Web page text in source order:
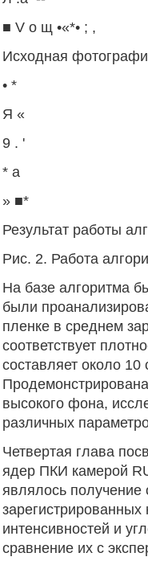
■ V о щ •«*• ; ,
Исходная
• *
Я «
9 . '
* а
» ■*
Результат работы
Рис. 2. Работа
На базе алгоритма
были
пленке в среднем
соответствует
составляет около
высокого фона,
различных
Четвертая глава
ядер ПКИ камерой
являлось
интенсивностей и
сравнение их с